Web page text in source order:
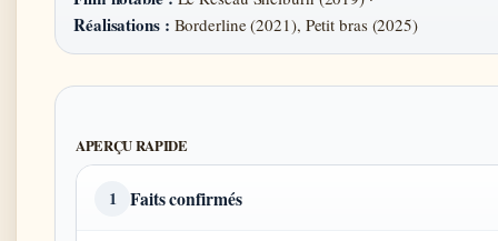
Réalisations : Borderline (2021), Petit bras (2025)
APERÇU RAPIDE
1 Faits confirmés